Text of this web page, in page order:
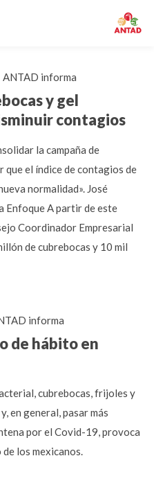
ANTAD informa
y gel
contagios
la campaña de
el índice de contagios de
normalidad». José
Enfoque A partir de este
Coordinador Empresarial
de cubrebocas y 10 mil
informa
de hábito en
cubrebocas, frijoles y
en general, pasar más
por el Covid-19, provoca
los mexicanos.